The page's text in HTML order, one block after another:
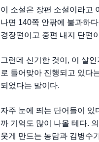
이 소설은 장편 소설이라고
나면 140쪽 안팎에 불과하
경장편이고 중편 내지 단편
그런데 신기한 것이, 이 살
로 들어맞아 진행되고 있다
되었다는 말이다.
자주 눈에 띄는 단어들이 있
까 기억도 많이 나올 테다.
웃게 만드는 농담과 김병수